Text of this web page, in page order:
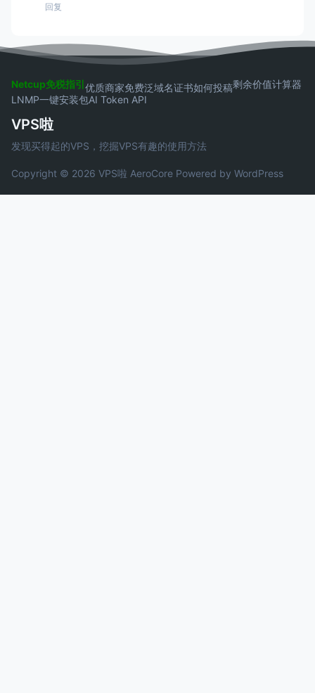
回复
Netcup免税指引优质商家免费泛域名证书如何投稿剩余价值计算器
LNMP一键安装包AI Token API
VPS啦
发现买得起的VPS，挖掘VPS有趣的使用方法
Copyright © 2026 VPS啦 AeroCore Powered by WordPress